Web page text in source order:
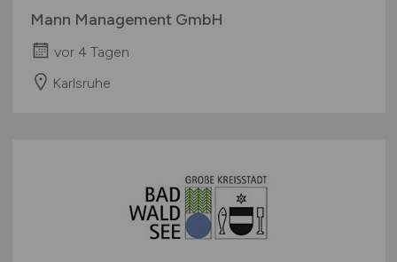
Mann Management GmbH
vor 4 Tagen
Karlsruhe